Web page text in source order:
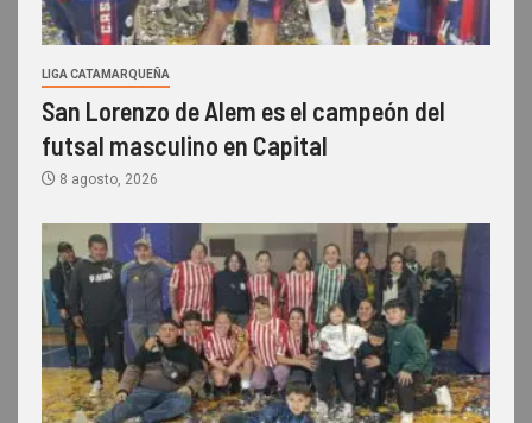
LIGA CATAMARQUEÑA
San Lorenzo de Alem es el campeón del
futsal masculino en Capital
8 agosto, 2026